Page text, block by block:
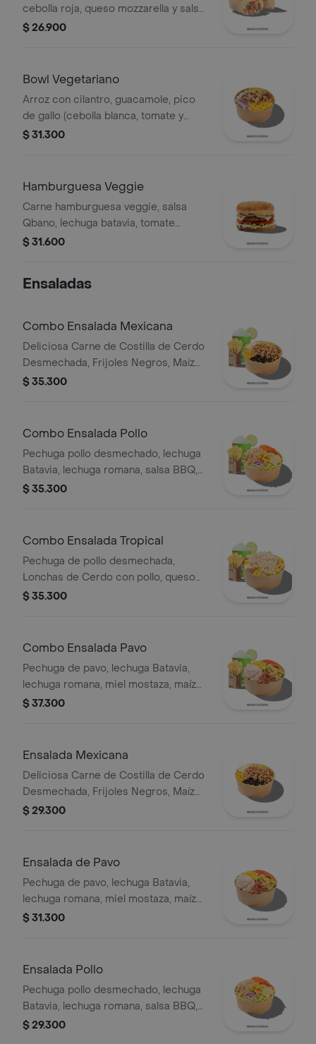
cebolla roja, queso mozzarella y salsa
Qbano.
$ 26.900
Bowl Vegetariano
Arroz con cilantro, guacamole, pico
de gallo (cebolla blanca, tomate y
cilantro), maíz tierno, cebolla roja y
$ 31.300
Hamburguesa Veggie
Carne hamburguesa veggie, salsa
Qbano, lechuga batavia, tomate
chonto, queso mozzarella, champiñón
$ 31.600
Ensaladas
Combo Ensalada Mexicana
Deliciosa Carne de Costilla de Cerdo
Desmechada, Frijoles Negros, Maíz
tierno, Queso mozzarella, Guacamole,
$ 35.300
Combo Ensalada Pollo
Pechuga pollo desmechado, lechuga
Batavia, lechuga romana, salsa BBQ,
tomate chonto, queso mozzarella,
$ 35.300
Combo Ensalada Tropical
Pechuga de pollo desmechada,
Lonchas de Cerdo con pollo, queso
amarillo, piña calada, lechuga batavia y
$ 35.300
Combo Ensalada Pavo
Pechuga de pavo, lechuga Batavia,
lechuga romana, miel mostaza, maíz
tierno, tomate chonto, croutones y
$ 37.300
Ensalada Mexicana
Deliciosa Carne de Costilla de Cerdo
Desmechada, Frijoles Negros, Maíz
tierno, Queso mozzarella, Guacamole,
$ 29.300
Ensalada de Pavo
Pechuga de pavo, lechuga Batavia,
lechuga romana, miel mostaza, maíz
tierno, tomate chonto, croutones y
$ 31.300
Ensalada Pollo
Pechuga pollo desmechado, lechuga
Batavia, lechuga romana, salsa BBQ,
tomate chonto, queso mozzarella,
$ 29.300